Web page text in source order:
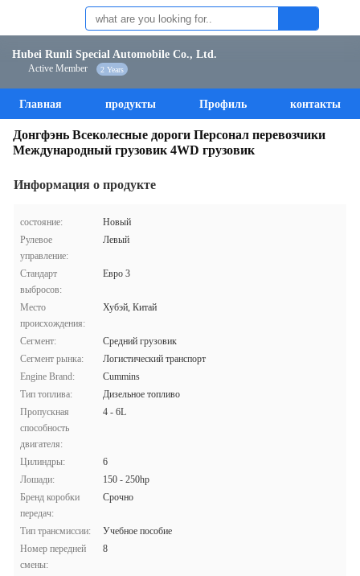
Hubei Runli Special Automobile Co., Ltd.
Active Member 2 Years
Главная продукты Профиль контакты
Донгфэнь Всеколесные дороги Персонал перевозчики
Международный грузовик 4WD грузовик
Информация о продукте
состояние:
Новый
Рулевое
управление:
Левый
Стандарт
выбросов:
Евро 3
Место
происхождения:
Хубэй, Китай
Сегмент:
Средний грузовик
Сегмент рынка:
Логистический транспорт
Engine Brand:
Cummins
Тип топлива:
Дизельное топливо
Пропускная
способность
двигателя:
4 - 6L
Цилиндры:
6
Лошади:
150 - 250hp
Бренд коробки
передач:
Срочно
Тип трансмиссии:
Учебное пособие
Номер передней
смены:
8